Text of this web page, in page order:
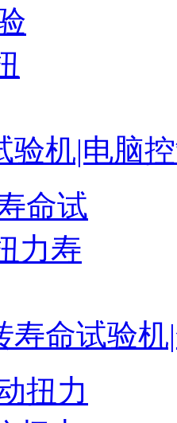
验机|电脑
寿命试验